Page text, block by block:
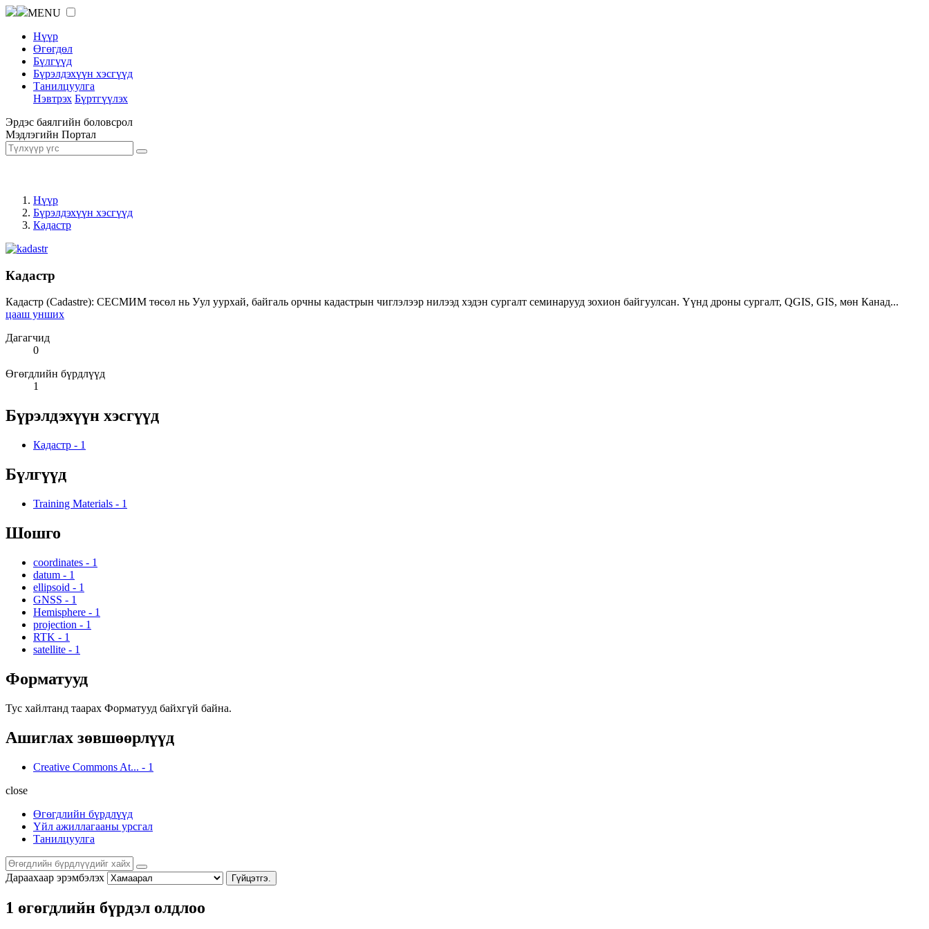
MENU
Нүүр
Өгөгдөл
Бүлгүүд
Бүрэлдэхүүн хэсгүүд
Танилцуулга
Нэвтрэх Бүртгүүлэх
Эрдэс баялгийн боловсрол
Мэдлэгийн Портал
Нүүр
Бүрэлдэхүүн хэсгүүд
Кадастр
Кадастр
Кадастр (Cadastre): СЕСМИМ төсөл нь Уул уурхай, байгаль орчны кадастрын чиглэлээр нилээд хэдэн сургалт семинарууд зохион байгуулсан. Үүнд дроны сургалт, QGIS, GIS, мөн Канад...
цааш унших
Дагагчид
0
Өгөгдлийн бүрдлүүд
1
Бүрэлдэхүүн хэсгүүд
Кадастр - 1
Бүлгүүд
Training Materials - 1
Шошго
coordinates - 1
datum - 1
ellipsoid - 1
GNSS - 1
Hemisphere - 1
projection - 1
RTK - 1
satellite - 1
Форматууд
Тус хайлтанд таарах Форматууд байхгүй байна.
Ашиглах зөвшөөрлүүд
Creative Commons At... - 1
close
Өгөгдлийн бүрдлүүд
Үйл ажиллагааны урсгал
Танилцуулга
Дараахаар эрэмбэлэх Гүйцэтгэ.
1 өгөгдлийн бүрдэл олдлоо